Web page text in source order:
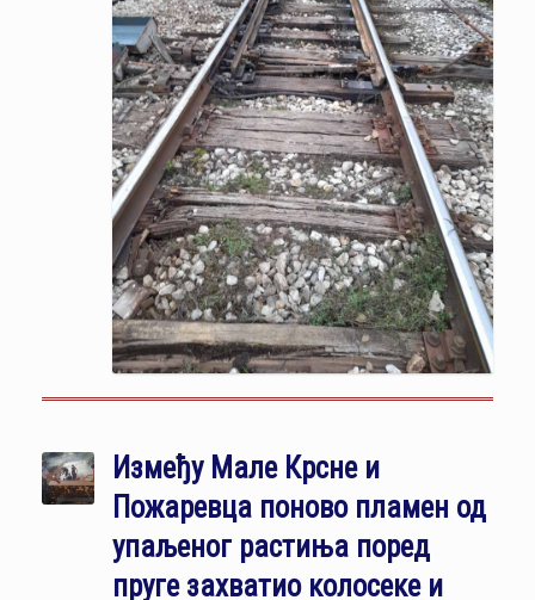
Између Мале Крсне и
Пожаревца поново пламен од
упаљеног растиња поред
пруге захватио колосеке и